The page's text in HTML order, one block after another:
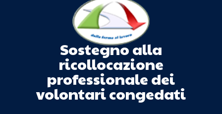
Sostegno alla
ricollocazione
professionale dei
volontari congedati